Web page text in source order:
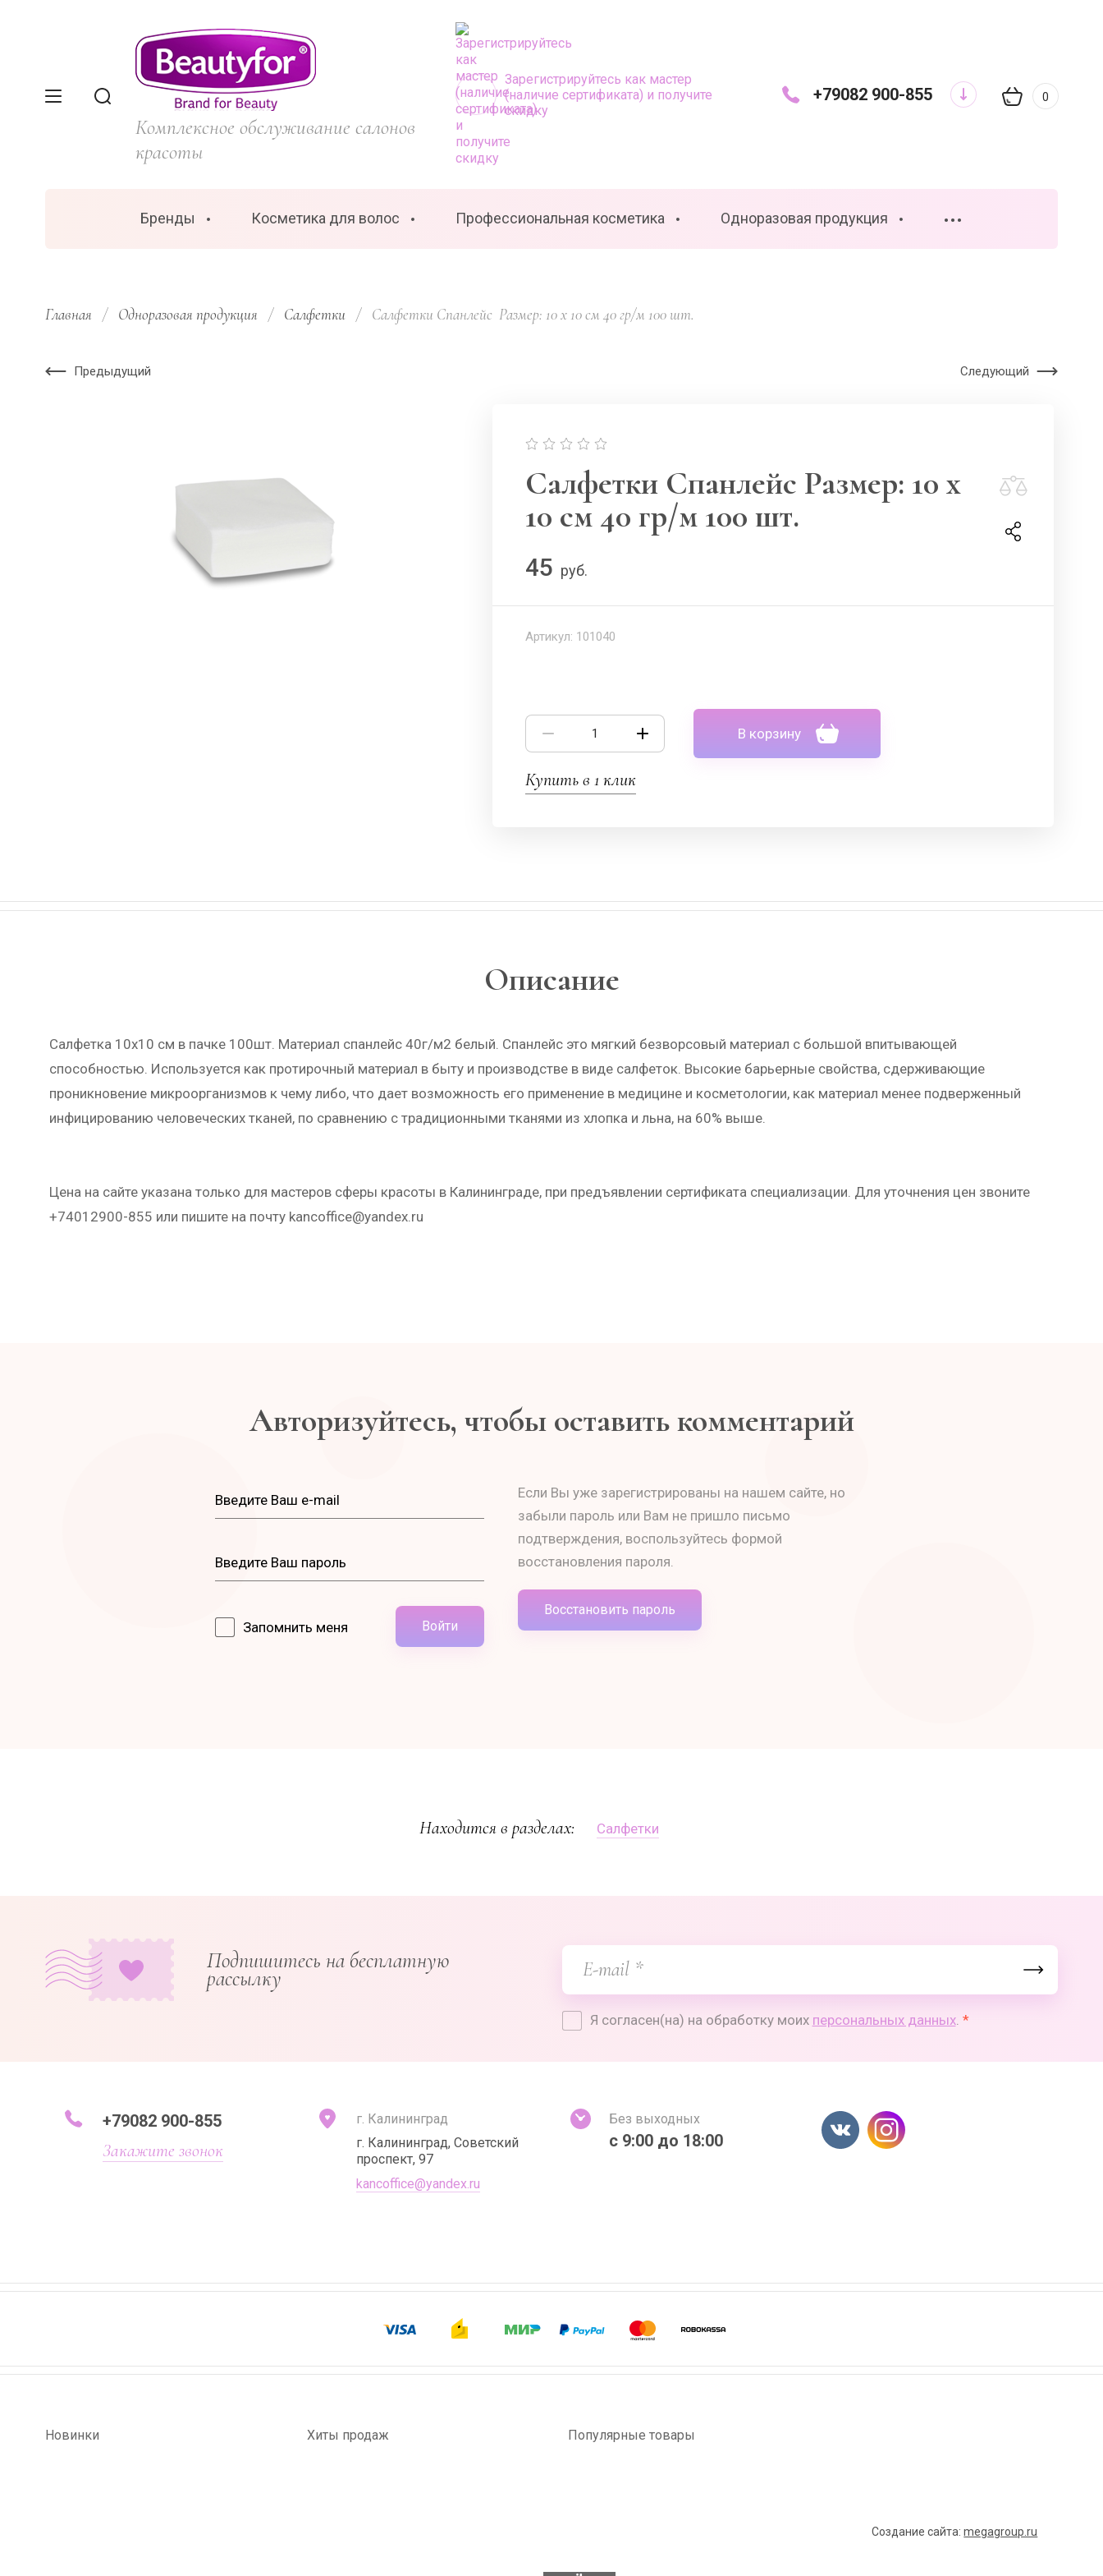
0
Комплексное обслуживание салонов
красоты
Зарегистрируйтесь как мастер
(наличие сертификата) и получите
скидку
+79082 900-855
Бренды Косметика для волос Профессиональная косметика Одноразовая продукция •••
Главная / Одноразовая продукция / Салфетки /
  Салфетки Спанлейс  Размер: 10 x 10 см 40 гр/м 100 шт.
Предыдущий Следующий
Салфетки Спанлейс Размер: 10 x
10 см 40 гр/м 100 шт.
45 руб.
Артикул: 101040
В корзину
Купить в 1 клик
Описание
Салфетка 10х10 см в пачке 100шт. Материал спанлейс 40г/м2 белый. Спанлейс это мягкий безворсовый материал с большой впитывающей
способностью. Используется как протирочный материал в быту и производстве в виде салфеток. Высокие барьерные свойства, сдерживающие
проникновение микроорганизмов к чему либо, что дает возможность его применение в медицине и косметологии, как материал менее подверженный
инфицированию человеческих тканей, по сравнению с традиционными тканями из хлопка и льна, на 60% выше.
Цена на сайте указана только для мастеров сферы красоты в Калининграде, при предъявлении сертификата специализации. Для уточнения цен звоните
+74012900-855 или пишите на почту kancoffice@yandex.ru
Авторизуйтесь, чтобы оставить комментарий
Запомнить меня Войти
Если Вы уже зарегистрированы на нашем сайте, но
забыли пароль или Вам не пришло письмо
подтверждения, воспользуйтесь формой
восстановления пароля.
Восстановить пароль
Находится в разделах: Салфетки
Подпишитесь на бесплатную
рассылку
Я согласен(на) на обработку моих персональных данных. *
+79082 900-855
Закажите звонок
г. Калининград
г. Калининград, Советский
проспект, 97
kancoffice@yandex.ru
Без выходных
с 9:00 до 18:00
Новинки Хиты продаж Популярные товары
Создание сайта:megagroup.ru